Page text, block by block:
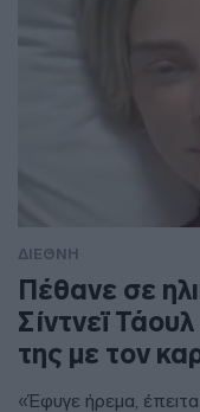
ΔΙΕΘΝΗ
Πέθανε σε
Σίντνεϊ
της με τον
«Έφυγε ήρεμα,